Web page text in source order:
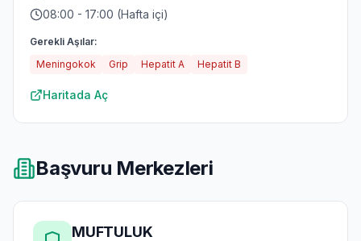
08:00 - 17:00 (Hafta içi)
Gerekli Aşılar:
Meningokok
Grip Hepatit A Hepatit B
Haritada Aç
Başvuru Merkezleri
MUFTULUK